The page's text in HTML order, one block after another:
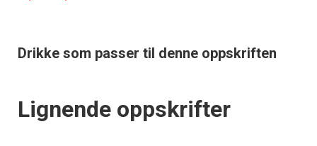
Drikke som passer til denne oppskriften
Lignende oppskrifter